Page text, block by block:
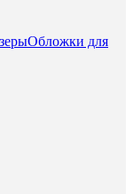
Обложки для